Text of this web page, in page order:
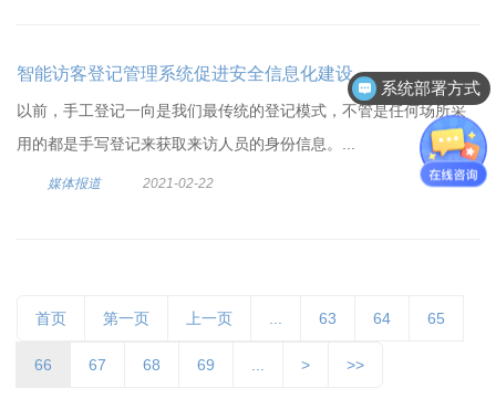
智能访客登记管理系统促进安全信息化建设
以前，手工登记一向是我们最传统的登记模式，不管是任何场所采
用的都是手写登记来获取来访人员的身份信息。...
媒体报道 2021-02-22
首页 第一页 上一页 63 64 65
66 67 68 69 > >>
系统部署方式